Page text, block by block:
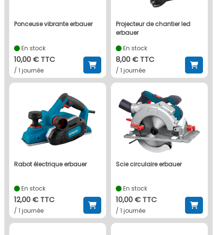
ponceuse vibrante erbauer
En stock
10,00 € TTC
/ 1 journée
projecteur de chantier led
erbauer
En stock
8,00 € TTC
/ 1 journée
rabot électrique erbauer
En stock
12,00 € TTC
/ 1 journée
scie circulaire erbauer
En stock
10,00 € TTC
/ 1 journée